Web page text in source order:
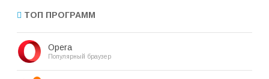
ТОП ПРОГРАММ
Opera
Популярный браузер